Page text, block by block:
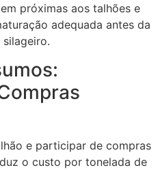
próximas aos talhões e
adequada antes da
e participar de compras
o custo por tonelada de